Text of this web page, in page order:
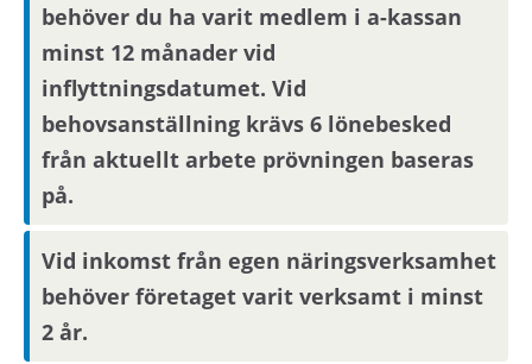
Om området
Bostaden är belägen i Brandbergen, cirka 2 mil
söder om Stockholm. Området är naturnära.
Det finns direktbuss till Stockholm och
pendeltågsstation. Det finns förskolor,
grundskola och ett lokalt centrum. Det är även
gångavstånd till Tyresta nationalpark. I området
finns en utomhuspool som har öppet
sommartid.
behöver du ha varit medlem i a-kassan
minst 12 månader vid
inflyttningsdatumet. Vid
behovsanställning krävs 6 lönebesked
från aktuellt arbete prövningen baseras
på.
Vid inkomst från egen näringsverksamhet
behöver företaget varit verksamt i minst
2 år.